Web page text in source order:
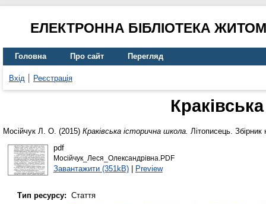
ЕЛЕКТРОННА БІБЛІОТЕКА
Головна Про сайт Перегляд
Вхід Реєстрація
Мосійчук Л. О. (2015) Краківська історична школа. Літописець.
pdf
Мосійчук_Леся_Олександрівна.PDF
Завантажити (351kB)| Preview
Тип ресурсу: Стаття